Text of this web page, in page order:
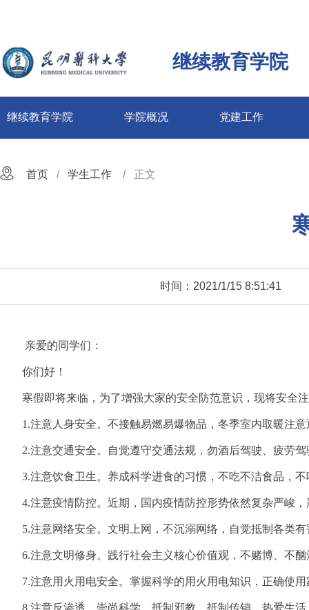
继续教育学院
继续教育学院 学院概况 党建工作
首页 学生工作 正文
时间：2021/1/15 8:51:41
亲爱的同学们：
你们好！
寒假即将来临，为了增强大家的安全防范意识，现将安全
1.注意人身安全。 不接触易燃易爆物品，冬季室内取暖注
2.注意交通安全。 自觉遵守交通法规，勿酒后驾驶、疲劳
3.注意饮食卫生。 养成科学进食的习惯，不吃不洁食品，
4.注意疫情防控。 近期，国内疫情防控形势依然复杂严峻
5.注意网络安全。 文明上网，不沉溺网络，自觉抵制各类
6.注意文明修身。 践行社会主义核心价值观， 不赌博、不
7.注意用火用电安全。 掌握科学的用火用电知识，正确使
8.注意反渗透。 崇尚科学、抵制邪教、抵制传销、热爱生